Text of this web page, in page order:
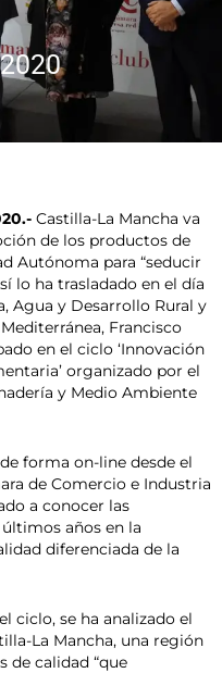
Castilla-La Mancha va
de los productos de
Autónoma para “seducir
lo ha trasladado en el día
Agua y Desarrollo Rural y
Francisco
en el ciclo ‘Innovación
organizado por el
y Medio Ambiente
forma on-line desde el
de Comercio e Industria
a conocer las
años en la
diferenciada de la
ciclo, se ha analizado el
La Mancha, una región
de calidad “que